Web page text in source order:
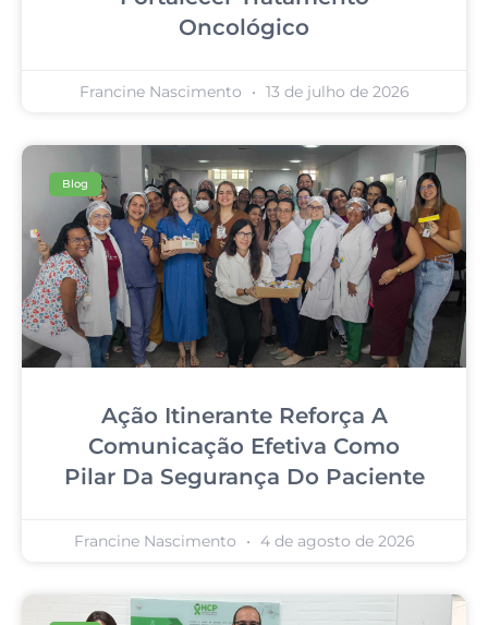
Oncológico
Francine Nascimento 13 de julho de 2026
Blog
Ação Itinerante Reforça A
Comunicação Efetiva Como
Pilar Da Segurança Do Paciente
Francine Nascimento 4 de agosto de 2026